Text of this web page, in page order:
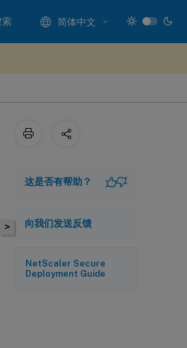
索 简体中文
>
这是否有帮助？
向我们发送反馈
NetScaler Secure
Deployment Guide